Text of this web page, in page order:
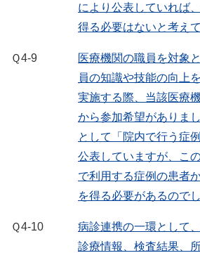
により公表していれば
得る必要はないと考え
Ｑ4-9
医療機関の職員を対象
員の知識や技能の向上
実施する際、当該医療
から参加希望がありま
として「院内で行う症
公表していますが、こ
で利用する症例の患者
を得る必要があるので
Ｑ4-10
病診連携の一環として
診療情報、検査結果、